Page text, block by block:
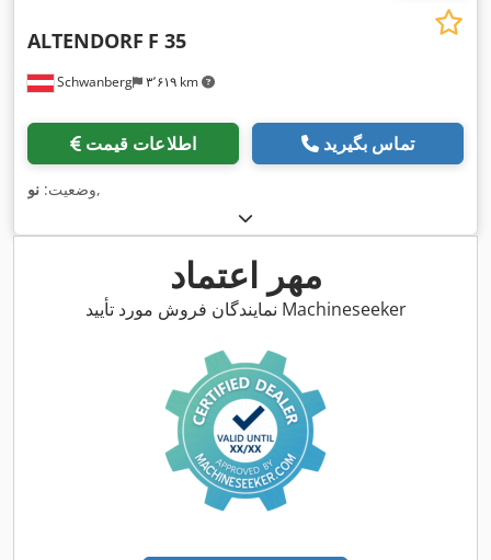
Schwanberg ۳٬۶۱۹ km
ALTENDORF F 35
اطلاعات قیمت تماس بگیرید
وضعیت: نو ,
مهر اعتماد
نمایندگان فروش مورد تأیید Machineseeker